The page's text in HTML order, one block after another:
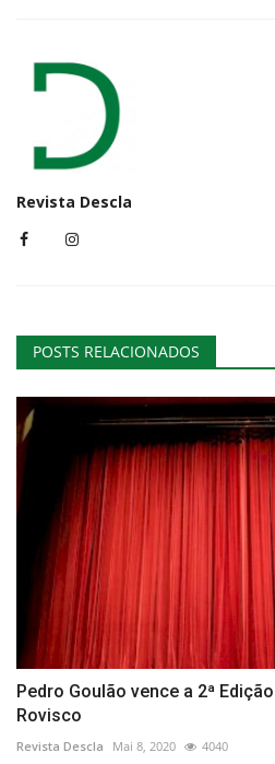
Revista Descla
POSTS RELACIONADOS
Pedro Goulão vence a 2ª
Rovisco
Revista Descla Mai 8, 2020 4040